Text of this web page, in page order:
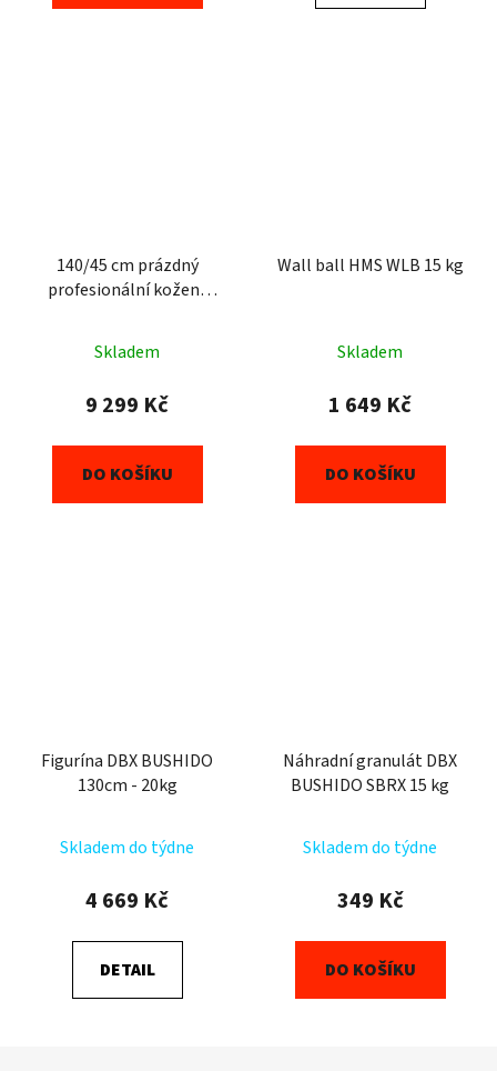
140/45 cm prázdný
profesionální kožený
BUSHIDO Sovereign
Skladem
9 299 Kč
DO KOŠÍKU
Wall ball HMS WLB 15 kg
Skladem
1 649 Kč
DO KOŠÍKU
Figurína DBX BUSHIDO
130cm - 20kg
Skladem do týdne
4 669 Kč
DETAIL
Náhradní granulát DBX
BUSHIDO SBRX 15 kg
Skladem do týdne
349 Kč
DO KOŠÍKU